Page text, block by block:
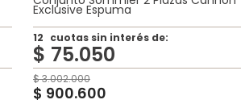
Exclusive Espuma
12 cuotas sin interés de:
$ 75.050
$3.002.000
$ 900.600